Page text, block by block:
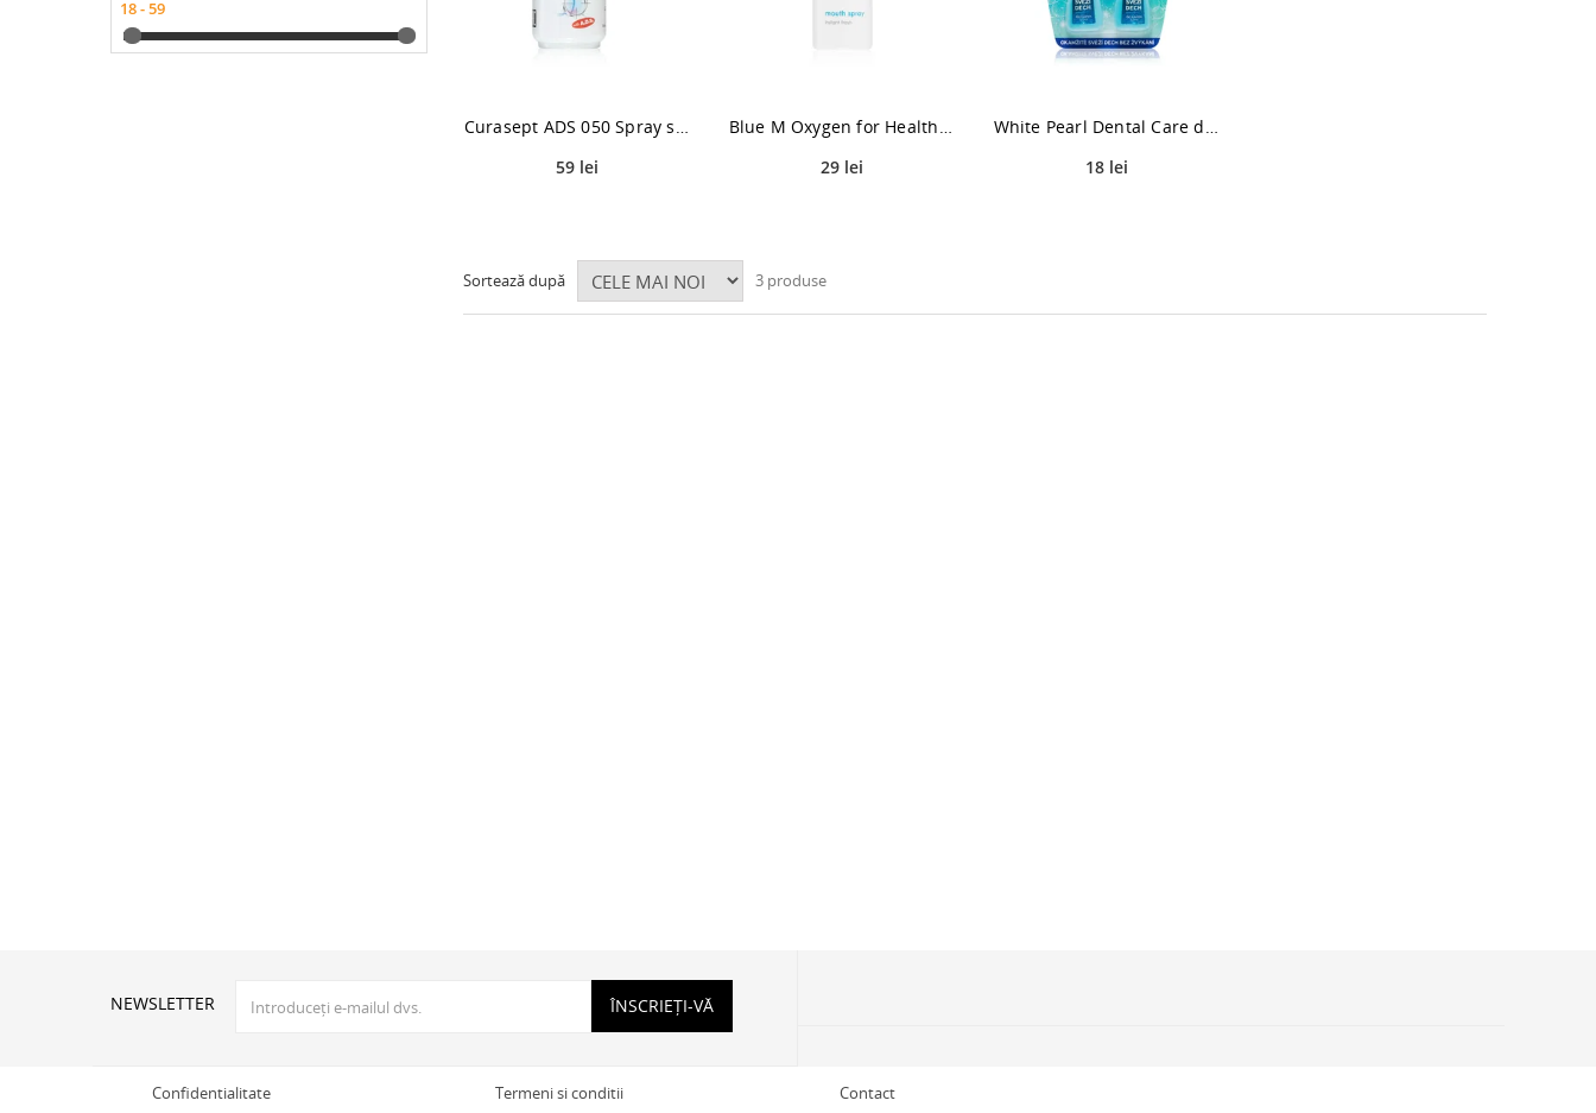
Curasept ADS 050 Spray spray de gura pentru protectie extrem de eficienta impotriva cariilor 30 ml
59 lei
Blue M Oxygen for Health spray de gura 15 ml
29 lei
White Pearl Dental Care dropsuri pentru respiratie proaspata 3 x 3.7 ml
18 lei
Sortează după 3 produse
NEWSLETTER ÎNSCRIEȚI-VĂ
Confidentialitate Termeni si conditii Contact